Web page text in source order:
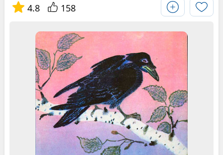
4.8 158